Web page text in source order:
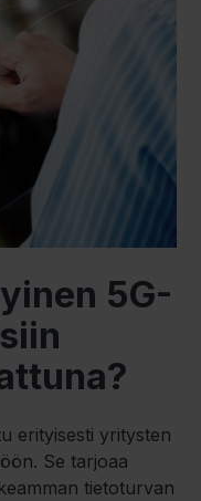
5G-
erityisesti yritysten
Se tarjoaa
tietoturvan